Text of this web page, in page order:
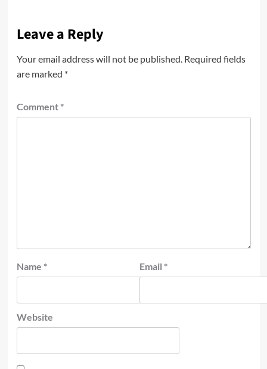
Leave a Reply
Your email address will not be published. Required fields
are marked *
Comment *
Name * Email *
Website